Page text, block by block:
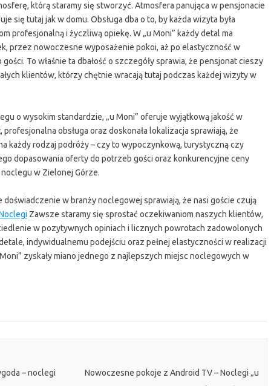
którą staramy się stworzyć. Atmosfera panująca w pensjonacie
się tutaj jak w domu. Obsługa dba o to, by każda wizyta była
profesjonalną i życzliwą opiekę. W „u Moni” każdy detal ma
przez nowoczesne wyposażenie pokoi, aż po elastyczność w
To właśnie ta dbałość o szczegóły sprawia, że pensjonat cieszy
klientów, którzy chętnie wracają tutaj podczas każdej wizyty w
o wysokim standardzie, „u Moni” oferuje wyjątkową jakość w
obsługa oraz doskonała lokalizacja sprawiają, że
każdy rodzaj podróży – czy to wypoczynkową, turystyczną czy
dopasowania oferty do potrzeb gości oraz konkurencyjne ceny
w Zielonej Górze.
w branży noclegowej sprawiają, że nasi goście czują
Zawsze staramy się sprostać oczekiwaniom naszych klientów,
w pozytywnych opiniach i licznych powrotach zadowolonych
indywidualnemu podejściu oraz pełnej elastyczności w realizacji
zyskały miano jednego z najlepszych miejsc noclegowych w
– noclegi
Nowoczesne pokoje z Android TV – Noclegi „u